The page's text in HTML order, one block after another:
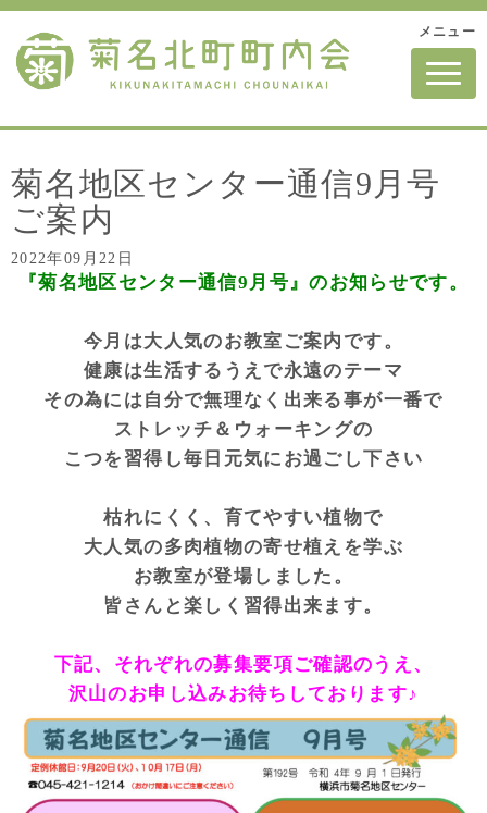
メニュー
N
a
v
菊名地区センター通信9月号
ご案内
2022年09月22日
『菊名地区センター通信9月号』のお知らせです。
今月は大人気のお教室ご案内です。
健康は生活するうえで永遠のテーマ
その為には自分で無理なく出来る事が一番で
ストレッチ＆ウォーキングの
こつを習得し毎日元気にお過ごし下さい
枯れにくく、育てやすい植物で
大人気の多肉植物の寄せ植えを学ぶ
お教室が登場しました。
皆さんと楽しく習得出来ます。
下記、それぞれの募集要項ご確認のうえ、
沢山のお申し込みお待ちしております♪